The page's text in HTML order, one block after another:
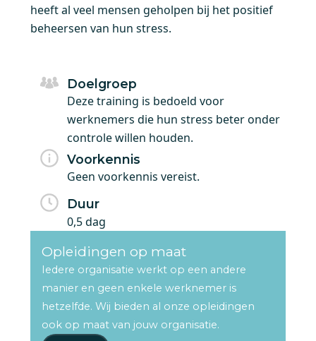
heeft al veel mensen geholpen bij het positief
beheersen van hun stress.
Doelgroep
Deze training is bedoeld voor
werknemers die hun stress beter onder
controle willen houden.
Voorkennis
Geen voorkennis vereist.
Duur
0,5 dag
Opleidingen op maat
Iedere organisatie werkt op een andere
manier en geen enkele werknemer is
hetzelfde. Wij bieden al onze opleidingen
ook op maat van jouw organisatie.